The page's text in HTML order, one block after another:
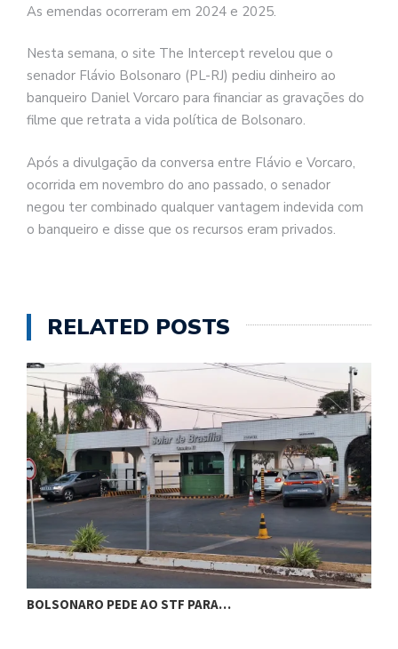
As emendas ocorreram em 2024 e 2025.
Nesta semana, o site The Intercept revelou que o
senador Flávio Bolsonaro (PL-RJ) pediu dinheiro ao
banqueiro Daniel Vorcaro para financiar as gravações do
filme que retrata a vida política de Bolsonaro.
Após a divulgação da conversa entre Flávio e Vorcaro,
ocorrida em novembro do ano passado, o senador
negou ter combinado qualquer vantagem indevida com
o banqueiro e disse que os recursos eram privados.
RELATED POSTS
BOLSONARO PEDE AO STF PARA…